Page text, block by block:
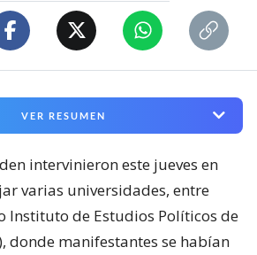
VER RESUMEN
intervinieron este jueves en
varias universidades, entre
Instituto de Estudios Políticos de
donde manifestantes se habían